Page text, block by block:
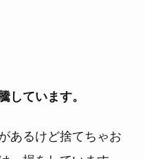
しています。
あるけど捨てちゃお